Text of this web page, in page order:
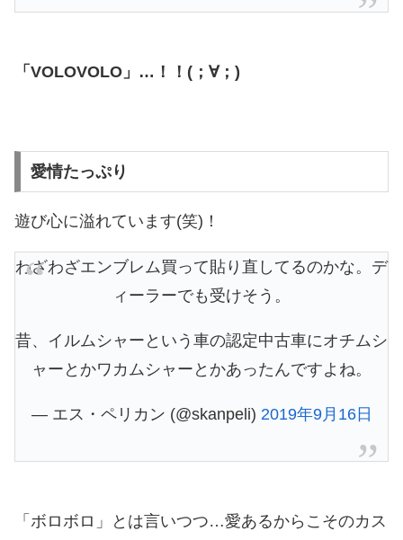
「VOLOVOLO」…！！(；∀；)
愛情たっぷり
遊び心に溢れています(笑)！
わざわざエンブレム買って貼り直してるのかな。デ
ィーラーでも受けそう。
昔、イルムシャーという車の認定中古車にオチムシ
ャーとかワカムシャーとかあったんですよね。
— エス・ペリカン (@skanpeli) 2019年9月16日
「ボロボロ」とは言いつつ…愛あるからこそのカス